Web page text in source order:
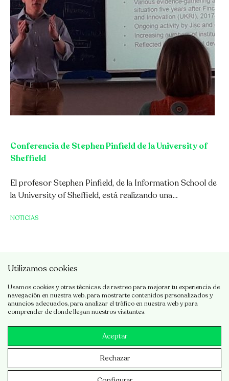
Utilizamos cookies
Usamos cookies y otras técnicas de rastreo para mejorar tu experiencia de
navegación en nuestra web, para mostrarte contenidos personalizados y
anuncios adecuados, para analizar el tráfico en nuestra web y para
comprender de donde llegan nuestros visitantes.
Aceptar
Rechazar
Conferencia de Stephen Pinfield de la University of
Sheffield
El profesor Stephen Pinfield, de la Information School de
la University of Sheffield, está realizando una…
NOTICIAS
1 … 11 12
© 2026 CRICC · Aviso legal · Política de privacidad · Política